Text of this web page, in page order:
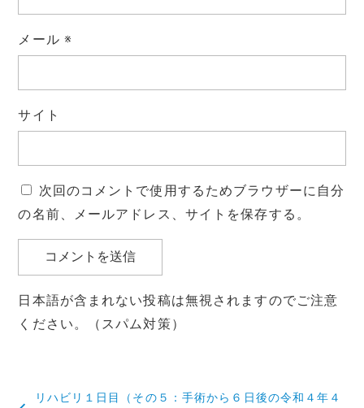
メール ※
サイト
次回のコメントで使用するためブラウザーに自分
の名前、メールアドレス、サイトを保存する。
日本語が含まれない投稿は無視されますのでご注意
ください。（スパム対策）
リハビリ１日目（その５：手術から６日後の令和４年４